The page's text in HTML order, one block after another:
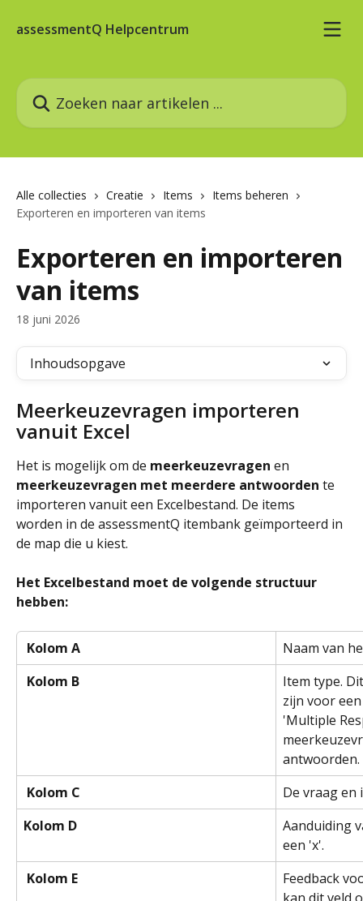
assessmentQ Helpcentrum
Zoeken naar artikelen ...
Alle collecties Creatie Items
Items beheren
Exporteren en importeren van items
Exporteren en importeren
van items
18 juni 2026
Inhoudsopgave
Meerkeuzevragen importeren
vanuit Excel
Het is mogelijk om de meerkeuzevragen en
meerkeuzevragen met meerdere antwoorden te
importeren vanuit een Excelbestand. De items
worden in de assessmentQ itembank geïmporteerd in
de map die u kiest.
Het Excelbestand moet de volgende structuur
hebben:
Kolom A
Naam van
Kolom B
Item type.
zijn voor
'Multiple
antwoorden.
Kolom C
De vraag en
Kolom D
Aanduiding
een 'x'.
Kolom E
Feedback